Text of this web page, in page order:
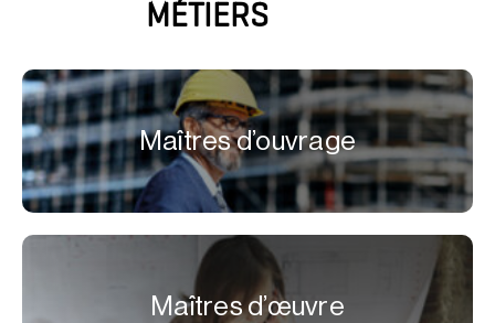
MÉTIERS
Maîtres d’ouvrage
Maîtres d’œuvre